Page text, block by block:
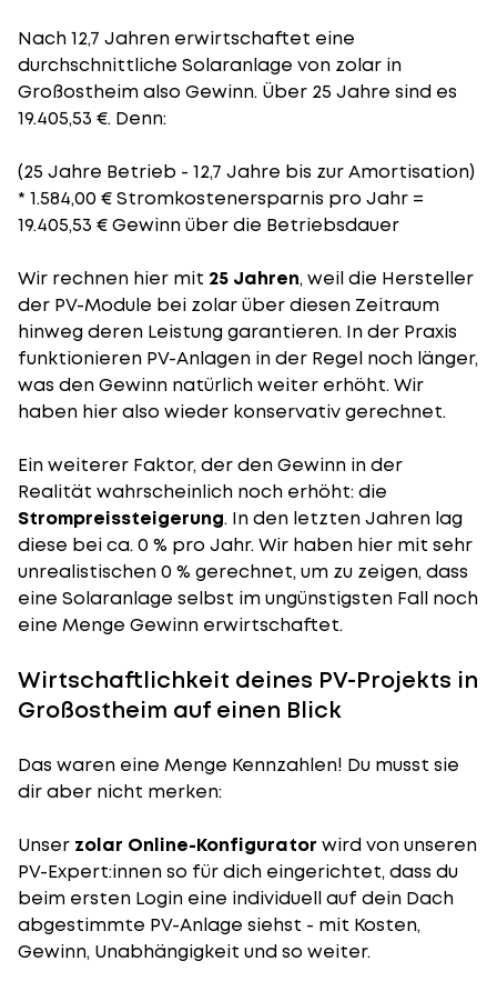
Nach 12,7 Jahren erwirtschaftet eine
durchschnittliche Solaranlage von zolar in
Großostheim also Gewinn. Über 25 Jahre sind es
19.405,53 €. Denn:
(25 Jahre Betrieb - 12,7 Jahre bis zur Amortisation)
* 1.584,00 € Stromkostenersparnis pro Jahr =
19.405,53 € Gewinn über die Betriebsdauer
Wir rechnen hier mit 25 Jahren, weil die Hersteller
der PV-Module bei zolar über diesen Zeitraum
hinweg deren Leistung garantieren. In der Praxis
funktionieren PV-Anlagen in der Regel noch länger,
was den Gewinn natürlich weiter erhöht. Wir
haben hier also wieder konservativ gerechnet.
Ein weiterer Faktor, der den Gewinn in der
Realität wahrscheinlich noch erhöht: die
Strompreissteigerung. In den letzten Jahren lag
diese bei ca. 0 % pro Jahr. Wir haben hier mit sehr
unrealistischen 0 % gerechnet, um zu zeigen, dass
eine Solaranlage selbst im ungünstigsten Fall noch
eine Menge Gewinn erwirtschaftet.
Wirtschaftlichkeit deines PV-Projekts in
Großostheim auf einen Blick
Das waren eine Menge Kennzahlen! Du musst sie
dir aber nicht merken:
Unser zolar Online-Konfigurator wird von unseren
PV-Expert:innen so für dich eingerichtet, dass du
beim ersten Login eine individuell auf dein Dach
abgestimmte PV-Anlage siehst - mit Kosten,
Gewinn, Unabhängigkeit und so weiter.